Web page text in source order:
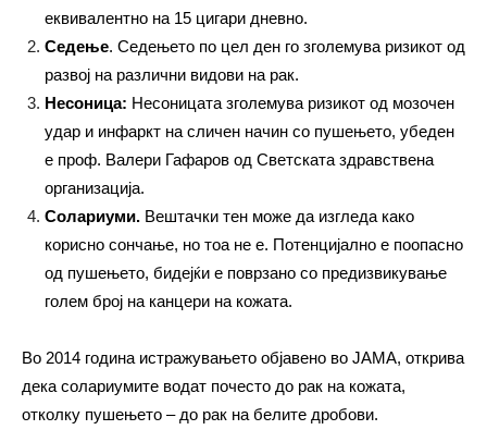
еквивалентно на 15 цигари дневно.
Седење. Седењето по цел ден го зголемува ризикот од
развој на различни видови на рак.
Несоница: Несоницата зголемува ризикот од мозочен
удар и инфаркт на сличен начин со пушењето, убеден
е проф. Валери Гафаров од Светската здравствена
организација.
Солариуми. Вештачки тен може да изгледа како
корисно сончање, но тоа не е. Потенцијално е поопасно
од пушењето, бидејќи е поврзано со предизвикување
голем број на канцери на кожата.
Во 2014 година истражувањето објавено во JAMA, открива
дека солариумите водат почесто до рак на кожата,
отколку пушењето – до рак на белите дробови.